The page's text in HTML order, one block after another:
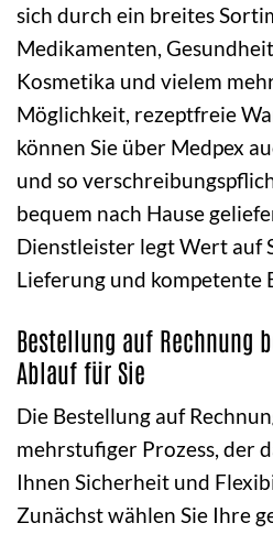
sich durch ein breites
Medikamenten,
Kosmetika und vielem
Möglichkeit, rezeptfreie
können Sie über Medpex
und so
bequem nach Hause
Dienstleister legt Wert auf
Lieferung und kompetente
Bestellung auf Rechnung
Ablauf für Sie
Die Bestellung auf
mehrstufiger Prozess, der
Ihnen Sicherheit und
Zunächst wählen Sie Ihre